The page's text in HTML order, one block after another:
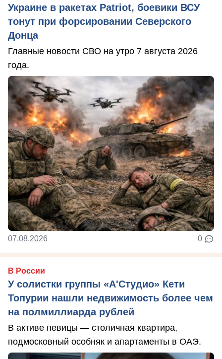
Украине в ракетах Patriot, боевики ВСУ
тонут при форсировании Северского
Донца
Главные новости СВО на утро 7 августа 2026
года.
07.08.2026 0
В России
У солистки группы «А'Студио» Кети
Топурии нашли недвижимость более чем
на полмиллиарда рублей
В активе певицы — столичная квартира,
подмосковный особняк и апартаменты в ОАЭ.